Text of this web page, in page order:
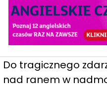
Do tragicznego
nad ranem w